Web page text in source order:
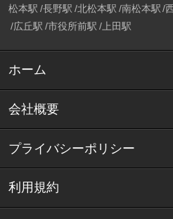
松本駅 長野駅 北松本駅 南松本駅
広丘駅 市役所前駅 上田駅
ホーム
会社概要
プライバシーポリシー
利用規約